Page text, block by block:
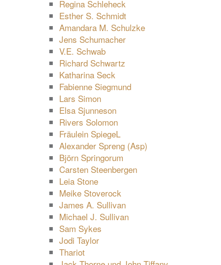
Regina Schleheck
Esther S. Schmidt
Amandara M. Schulzke
Jens Schumacher
V.E. Schwab
Richard Schwartz
Katharina Seck
Fabienne Siegmund
Lars Simon
Elsa Sjunneson
Rivers Solomon
Fräulein SpiegeL
Alexander Spreng (Asp)
Björn Springorum
Carsten Steenbergen
Leia Stone
Meike Stoverock
James A. Sullivan
Michael J. Sullivan
Sam Sykes
Jodi Taylor
Thariot